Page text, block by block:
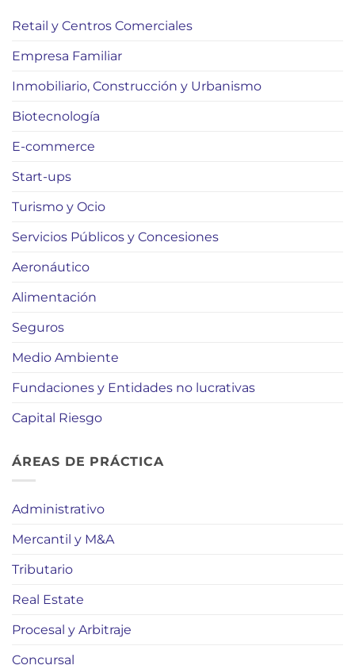
Retail y Centros Comerciales
Empresa Familiar
Inmobiliario, Construcción y Urbanismo
Biotecnología
E-commerce
Start-ups
Turismo y Ocio
Servicios Públicos y Concesiones
Aeronáutico
Alimentación
Seguros
Medio Ambiente
Fundaciones y Entidades no lucrativas
Capital Riesgo
ÁREAS DE PRÁCTICA
Administrativo
Mercantil y M&A
Tributario
Real Estate
Procesal y Arbitraje
Concursal